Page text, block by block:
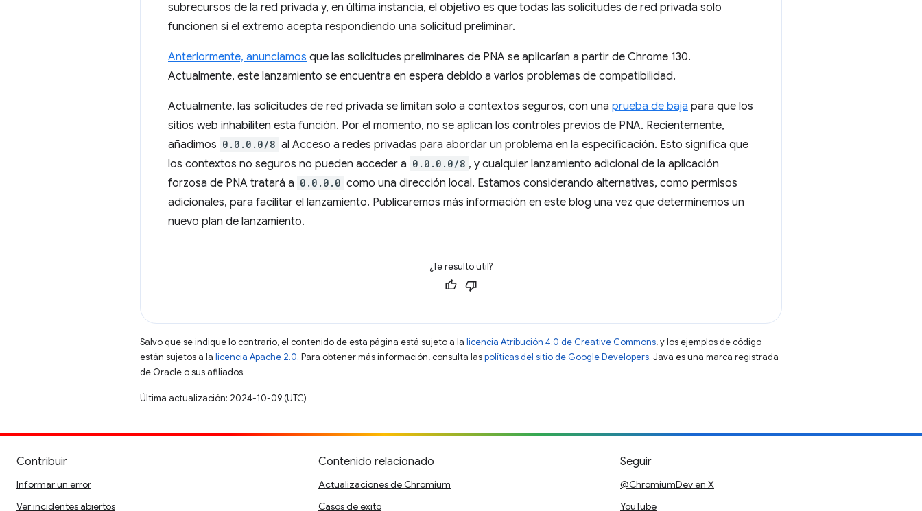
subrecursos de la red privada y, en última instancia, el objetivo es que todas las solicitudes de red privada solo
funcionen si el extremo acepta respondiendo una solicitud preliminar.
Anteriormente, anunciamos que las solicitudes preliminares de PNA se aplicarían a partir de Chrome 130.
Actualmente, este lanzamiento se encuentra en espera debido a varios problemas de compatibilidad.
Actualmente, las solicitudes de red privada se limitan solo a contextos seguros, con una prueba de baja para que los
sitios web inhabiliten esta función. Por el momento, no se aplican los controles previos de PNA. Recientemente,
añadimos 0.0.0.0/8 al Acceso a redes privadas para abordar un problema en la especificación. Esto significa que
los contextos no seguros no pueden acceder a 0.0.0.0/8 , y cualquier lanzamiento adicional de la aplicación
forzosa de PNA tratará a 0.0.0.0 como una dirección local. Estamos considerando alternativas, como permisos
adicionales, para facilitar el lanzamiento. Publicaremos más información en este blog una vez que determinemos un
nuevo plan de lanzamiento.
¿Te resultó útil?
Salvo que se indique lo contrario, el contenido de esta página está sujeto a la licencia Atribución 4.0 de Creative Commons, y los ejemplos de código
están sujetos a la licencia Apache 2.0. Para obtener más información, consulta laspolíticas del sitio de Google Developers. Java es una marca registrada
de Oracle o sus afiliados.
Última actualización: 2024-10-09 (UTC)
Contribuir
Informar un error
Ver incidentes abiertos
Contenido relacionado
Actualizaciones de Chromium
Casos de éxito
Seguir
@ChromiumDev en X
YouTube